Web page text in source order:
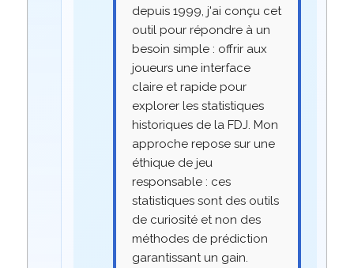
depuis 1999, j'ai conçu cet
outil pour répondre à un
besoin simple : offrir aux
joueurs une interface
claire et rapide pour
explorer les statistiques
historiques de la FDJ. Mon
approche repose sur une
éthique de jeu
responsable : ces
statistiques sont des outils
de curiosité et non des
méthodes de prédiction
garantissant un gain.